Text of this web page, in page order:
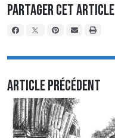
Partager cet article
Article précédent